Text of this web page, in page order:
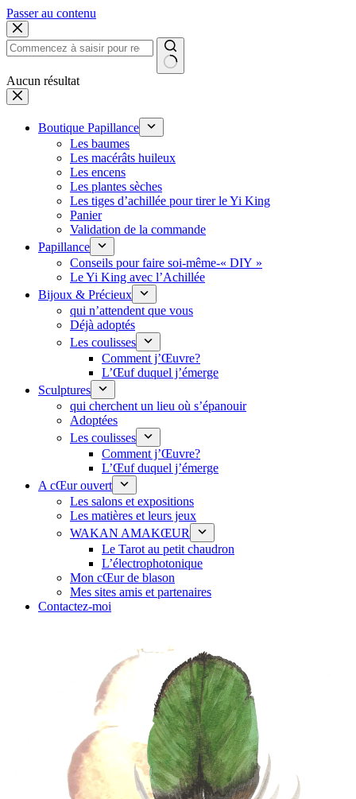
Passer au contenu
Aucun résultat
Boutique Papillance
Les baumes
Les macérâts huileux
Les encens
Les plantes sèches
Les tiges d’achillée pour tirer le Yi King
Panier
Validation de la commande
Papillance
Conseils pour faire soi-même-« DIY »
Le Yi King avec l’Achillée
Bijoux & Précieux
qui n’attendent que vous
Déjà adoptés
Les coulisses
Comment j’Œuvre?
L’Œuf duquel j’émerge
Sculptures
qui cherchent un lieu où s’épanouir
Adoptées
Les coulisses
Comment j’Œuvre?
L’Œuf duquel j’émerge
A cŒur ouvert
Les salons et expositions
Les matières et leurs jeux
WAKAN AMAKŒUR
Le Tarot au petit chaudron
L’électrophotonique
Mon cŒur de blason
Mes sites amis et partenaires
Contactez-moi